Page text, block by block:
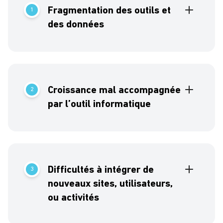
1
Fragmentation des outils et
des données
2
Croissance mal accompagnée
par l’outil informatique
3
Difficultés à intégrer de
nouveaux sites, utilisateurs,
ou activités